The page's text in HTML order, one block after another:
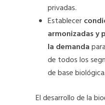
privadas.
Establecer
armonizadas y
la demanda
de todos los
de base biológica.
El desarrollo de la